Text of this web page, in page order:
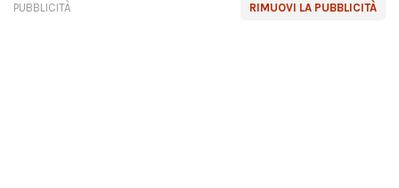
RIMUOVI LA PUBBLICITÀ
PUBBLICITÀ